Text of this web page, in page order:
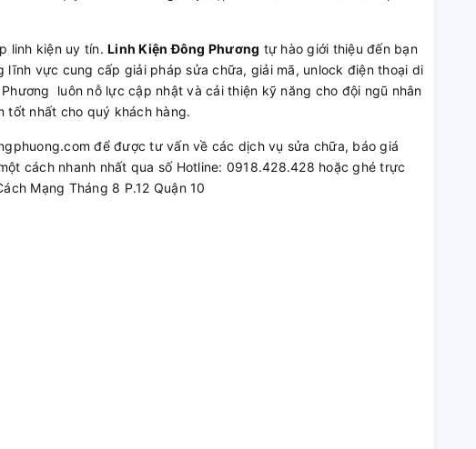
linh kiện uy tín. Linh Kiện Đông Phương tự hào giới thiệu đến bạn
lĩnh vực cung cấp giải pháp sửa chữa, giải mã, unlock điện thoại di
luôn nỗ lực cập nhật và cải thiện kỹ năng cho đội ngũ nhân
tốt nhất cho quý khách hàng.
để được tư vấn về các dịch vụ sửa chữa, báo giá
cách nhanh nhất qua số Hotline: 0918.428.428 hoặc ghé trực
Mạng Tháng 8 P.12 Quận 10